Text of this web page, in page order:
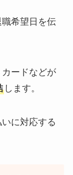
希望日を伝
ードなどが
します。
に対応する